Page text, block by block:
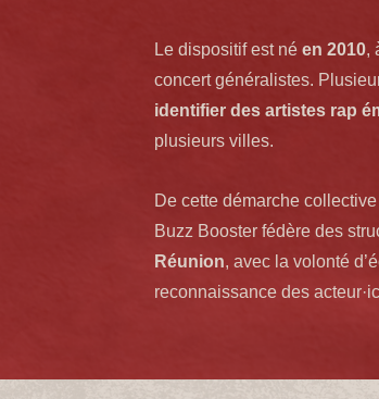
Le dispositif est né en 2010,
concert généralistes.
identifier des artistes rap
plusieurs villes.
De cette démarche
Buzz Booster fédère des
Réunion, avec la volonté
reconnaissance des